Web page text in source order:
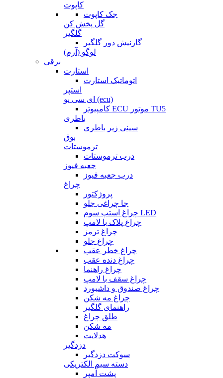
کاپوت
جک کاپوت
گل پخش کن
گلگیر
گارنیش دور گلگیر
لوگو (آرم)
برقی
استارت
اتوماتیک استارت
استپر
ای سی یو (ecu)
کامپیوتر ECU موتور TU5
باطری
سینی زیر باطری
بوق
ترموستات
درب ترموستات
جعبه فیوز
درب جعبه فیوز
چراغ
پروژکتور
جا چراغی جلو
چراغ استپ سوم LED
چراغ پلاک با لامپ
چراغ ترمز
چراغ جلو
چراغ خطر عقب
چراغ دنده عقب
چراغ راهنما
چراغ سقف با لامپ
چراغ صندوق و داشبورد
چراغ مه شکن
راهنمای گلگیر
طلق چراغ
مه شکن
هدلایت
دزدگیر
سوکت دزدگیر
دسته سیم الکتریکی
پشت آمپر